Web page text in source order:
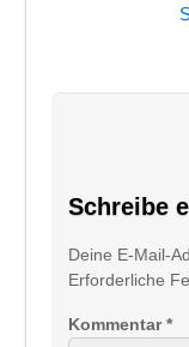
Schreibe
Deine E-Mail-
Erforderliche
Kommentar*